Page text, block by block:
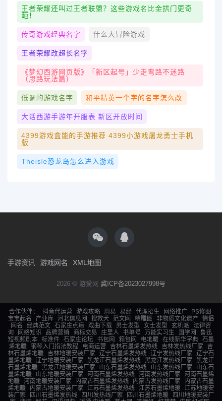
王者荣耀还叫过王者联盟？这些游戏名比金拱门更奇
葩！
传奇游戏经典名字 什么大冒险游戏
王者荣耀改超长名字
《梦幻西游网页版》「新区起号」少走弯路不迷路
（思路玩法篇）
低调的游戏名字 和平精英一个字的名字怎么改
大话西游手游年开服表 新区开放时间
4399游戏盒能的手游推荐 4399小游戏屠龙勇士手机
版
Theisle恐龙岛怎么进入游戏
手游资讯 游戏网名 XML地图
2026 © 游爱网 冀ICP备2023027998号
合作伙伴： 抖音代运营 游戏攻略 周易 易经 代理招生 网络推广
PS修图
宝宝起名
产业库 河北信息网 搜救犬 范文网 精雕图 非物质文化遗产
情侣
网名
经典范文 石家庄点痣 戏曲下载 男士发型 女士发型 玄机派
法律咨
询
网络知识 品牌营销 商标交易 庄里人 书单号 万能实习生 国学网
鲁迅
短视频剧本 标准件 石家庄论坛 书包网 箱包网 电地暖 在线新华字典 石墨
烯地暖 钢琴入门指法教程 电商运营 吉林石墨烯发热线 吉林发热线厂家
吉
林石墨烯地暖
吉林地暖安装厂家 辽宁石墨烯发热线 辽宁发热线厂家
辽宁石
墨烯地暖 辽宁地暖安装厂家 黑龙江石墨烯发热线 黑龙江发热线厂家
黑龙江
石墨烯地暖 黑龙江地暖安装厂家 山东石墨烯发热线 山东发热线厂家
山东石
墨烯地暖
山东地暖安装厂家 河南石墨烯发热线 河南发热线厂家
河南石墨烯
地暖 河南地暖安装厂家 内蒙古石墨烯发热线 内蒙古发热线厂家
内蒙古石墨
烯地暖
内蒙古地暖安装厂家 江苏石墨烯发热线 江苏石墨烯地暖
江苏地暖安
装厂家
四川石墨烯发热线 四川发热线厂家 四川石墨烯地暖
四川地暖安装厂